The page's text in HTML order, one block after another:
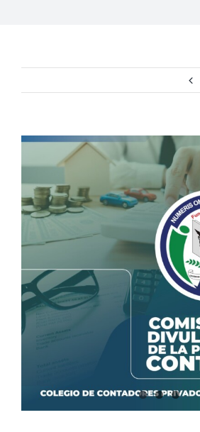
View
Larger
Image